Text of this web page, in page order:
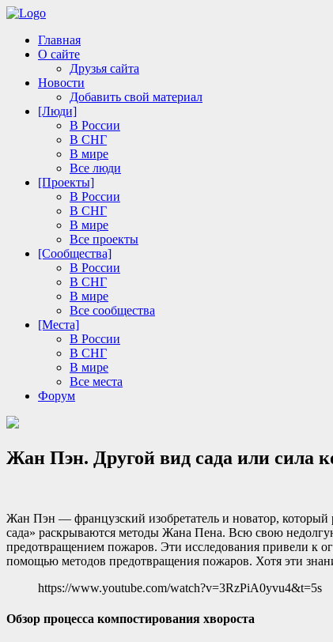
Главная
О сайте
Друзья сайта
Новости
Добавить свой материал
[Люди]
В России
В СНГ
В мире
Все люди
[Проекты]
В России
В СНГ
В мире
Все проекты
[Сообщества]
В России
В СНГ
В мире
Все сообщества
[Места]
В России
В СНГ
В мире
Все места
Форум
Жан Пэн. Другой вид сада или сила
Жан Пэн — французский изобретатель и новатор,
сада» раскрываются методы Жана Пена. Всю свою
предотвращением пожаров. Эти исследования привели к
помощью методов предотвращения пожаров. Хотя эти
https://www.youtube.com/watch?v=3RzPiA0yvu4&t=5s
Обзор процесса компостирования хвороста